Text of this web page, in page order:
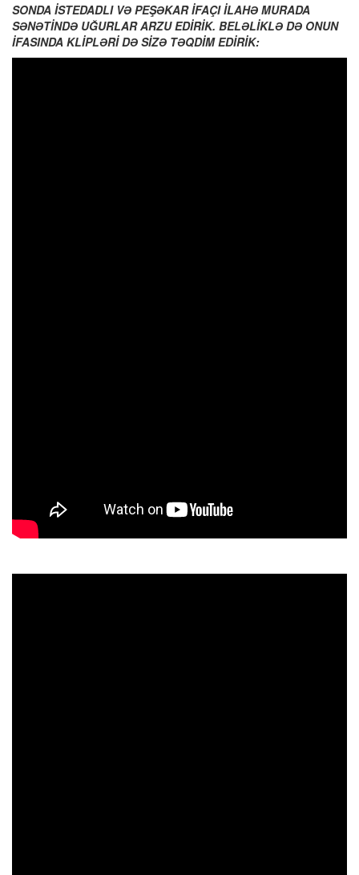
SONDA İSTEDADLI VƏ PEŞƏKAR İFAÇI İLAHƏ MURADA
SƏNƏTİNDƏ UĞURLAR ARZU EDİRİK. BELƏLİKLƏ DƏ ONUN
İFASINDA KLİPLƏRİ DƏ SİZƏ TƏQDİM EDİRİK: